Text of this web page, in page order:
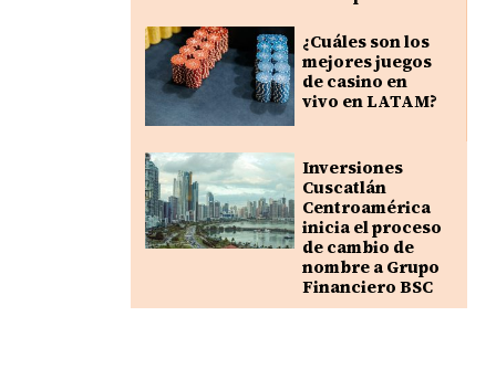
¿Cuáles son los
mejores juegos
de casino en
vivo en LATAM?
Inversiones
Cuscatlán
Centroamérica
inicia el proceso
de cambio de
nombre a Grupo
Financiero BSC